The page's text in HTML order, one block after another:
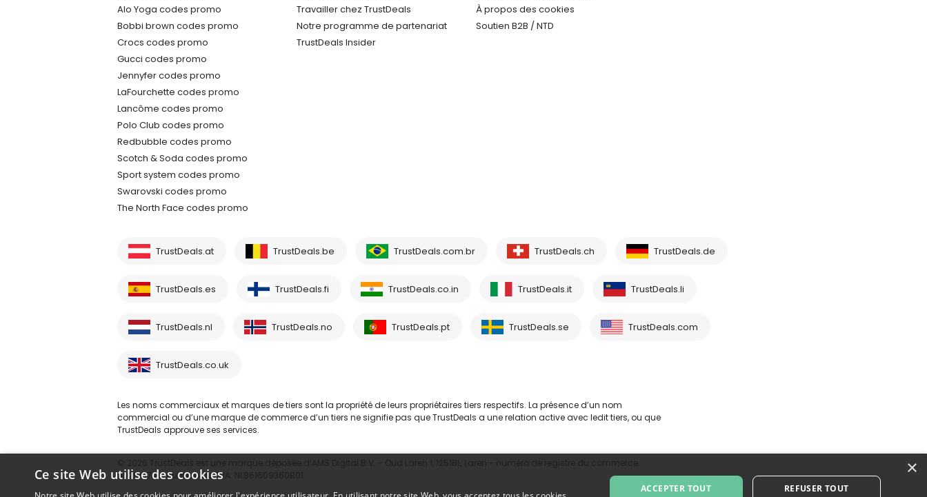
Alo Yoga codes promo
Bobbi brown codes promo
Crocs codes promo
Gucci codes promo
Jennyfer codes promo
LaFourchette codes promo
Lancôme codes promo
Polo Club codes promo
Redbubble codes promo
Scotch & Soda codes promo
Sport system codes promo
Swarovski codes promo
The North Face codes promo
Travailler chez TrustDeals
Notre programme de partenariat
TrustDeals Insider
À propos des cookies
Soutien B2B / NTD
TrustDeals.at TrustDeals.be TrustDeals.com.br TrustDeals.ch TrustDeals.de
TrustDeals.es TrustDeals.fi TrustDeals.co.in TrustDeals.it TrustDeals.li
TrustDeals.nl TrustDeals.no TrustDeals.pt TrustDeals.se TrustDeals.com
TrustDeals.co.uk
Les noms commerciaux et marques de tiers sont la propriété de leurs propriétaires tiers respectifs. La présence d’un nom
commercial ou d’une marque de commerce d’un tiers ne signifie pas que TrustDeals a une relation active avec ledit tiers, ou que
TrustDeals approuve ses services.
80264174 - numéro de TVA: NL861609360B01
×
Ce site Web utilise des cookies
ACCEPTER TOUT REFUSER TOUT